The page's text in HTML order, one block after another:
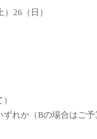
26（日）
れか（Bの場合はご予